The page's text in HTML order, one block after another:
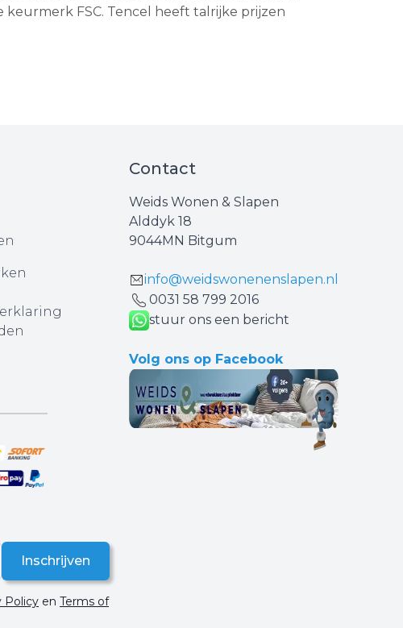
FSC. Tencel heeft talrijke prijzen
Contact
Weids Wonen & Slapen
Alddyk 18
9044MN Bitgum
info@weidswonenenslapen.nl
0031 ‪58 799 2016‬
stuur ons een bericht
Volg ons op Facebook
Inschrijven
Policy en Terms of